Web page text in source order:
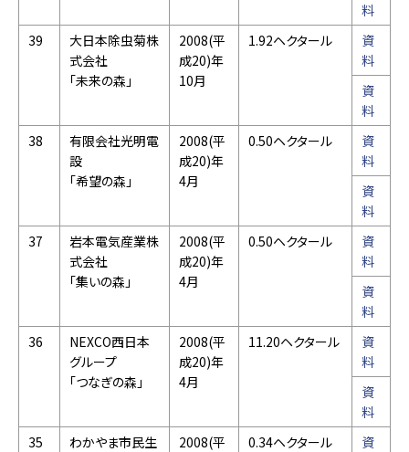
料
39
大日本除虫菊株
式会社
「未来の森」
2008(平
成20)年
10月
1.92ヘクタール
資
料
資
料
38
有限会社光明電
設
「希望の森」
2008(平
成20)年
4月
0.50ヘクタール
資
料
資
料
37
岩本電気産業株
式会社
「集いの森」
2008(平
成20)年
4月
0.50ヘクタール
資
料
資
料
36
NEXCO西日本
グループ
「つなぎの森」
2008(平
成20)年
4月
11.20ヘクタール
資
料
資
料
35
わかやま市民生
2008(平
0.34ヘクタール
資